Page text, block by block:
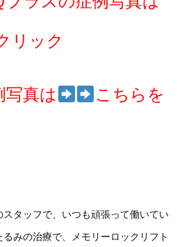
リック
写真は こちらを
タッフで、いつも頑張って働いてい
みの治療で、メモリーロックリフト